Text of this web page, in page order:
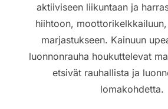
aktiiviseen liikuntaan ja
hiihtoon,
marjastukseen. Kainuun
luonnonrauha houkuttelevat
etsivät rauhallista ja
lomakohdetta.